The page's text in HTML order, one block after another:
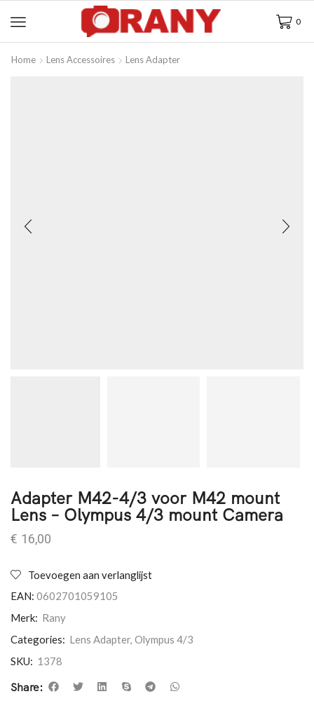
0
Home Lens Accessoires Lens Adapter
Adapter M42-4/3 voor M42 mount
Lens – Olympus 4/3 mount Camera
€ 16,00
Toevoegen aan verlanglijst
EAN: 0602701059105
Merk: Rany
Categories: Lens Adapter, Olympus 4/3
SKU: 1378
Share: